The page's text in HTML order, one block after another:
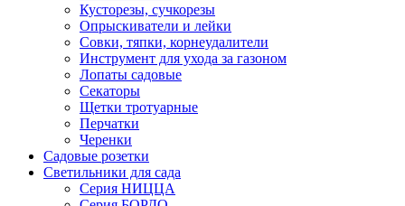
Кусторезы, сучкорезы
Опрыскиватели и лейки
Совки, тяпки, корнеудалители
Инструмент для ухода за газоном
Лопаты садовые
Секаторы
Щетки тротуарные
Перчатки
Черенки
Садовые розетки
Светильники для сада
Серия НИЦЦА